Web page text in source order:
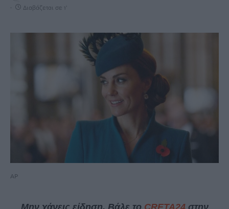
Διαβάζεται σε 1'
AP
Μην χάνεις είδηση. Βάλε το CRETA24στην